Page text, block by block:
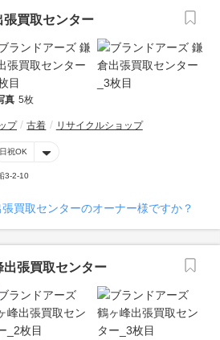
張買取センター
真 5枚
プ 古着 リサイクルショップ
日祝OK
3-2-10
買取センターのオーナー様ですか？
出張買取センター